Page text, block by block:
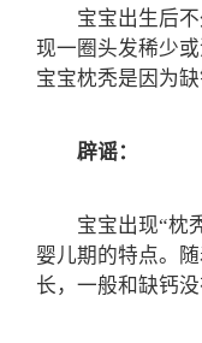
宝宝出生后不
现一圈头发稀少
宝宝枕秃是因为
辟谣：
宝宝出现“枕秃
婴儿期的特点。
长，一般和缺钙没